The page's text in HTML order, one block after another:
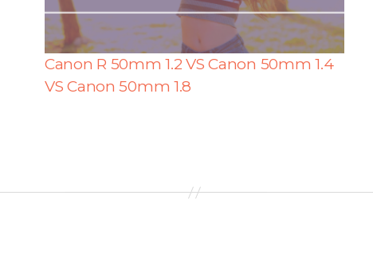
Canon R 50mm 1.2 VS Canon 50mm 1.4
VS Canon 50mm 1.8